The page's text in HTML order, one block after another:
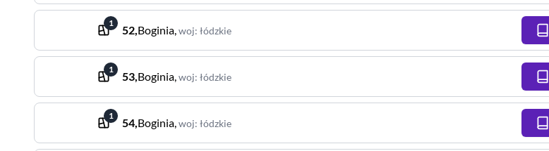
1
52,Boginia,woj: łódzkie
1
53,Boginia,woj: łódzkie
1
54,Boginia,woj: łódzkie